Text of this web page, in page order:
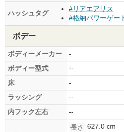
ハッシュタグ
#リアエアサス
#格納パワーゲー
ボデー
ボディーメーカー
-
ボディー型式
--
床
-
ラッシング
--
内フック左右
--
長さ
627.0 cm